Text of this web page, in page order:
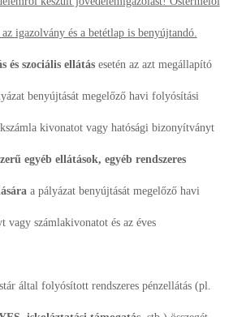
az igazolvány és a betétlap is benyújtandó.
és szociális ellátásesetén az azt megállapító
benyújtását megelőző havi folyósítási
kivonatot vagy hatósági bizonyítványt
egyéb ellátások, egyéb rendszeres
a pályázat benyújtását megelőző havi
vagy számlakivonatot és az éves
által folyósított rendszeres pénzellátás (pl.